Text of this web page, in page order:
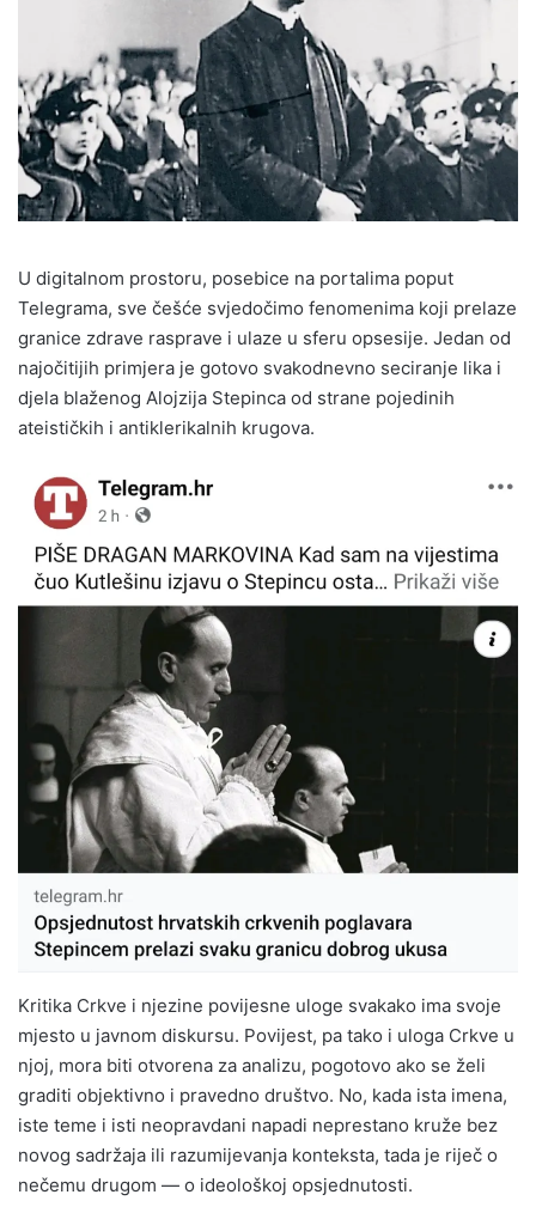
U digitalnom prostoru, posebice na portalima poput
Telegrama, sve češće svjedočimo fenomenima koji prelaze
granice zdrave rasprave i ulaze u sferu opsesije. Jedan od
najočitijih primjera je gotovo svakodnevno seciranje lika i
djela blaženog Alojzija Stepinca od strane pojedinih
ateističkih i antiklerikalnih krugova.
Kritika Crkve i njezine povijesne uloge svakako ima svoje
mjesto u javnom diskursu. Povijest, pa tako i uloga Crkve u
njoj, mora biti otvorena za analizu, pogotovo ako se želi
graditi objektivno i pravedno društvo. No, kada ista imena,
iste teme i isti neopravdani napadi neprestano kruže bez
novog sadržaja ili razumijevanja konteksta, tada je riječ o
nečemu drugom — o ideološkoj opsjednutosti.